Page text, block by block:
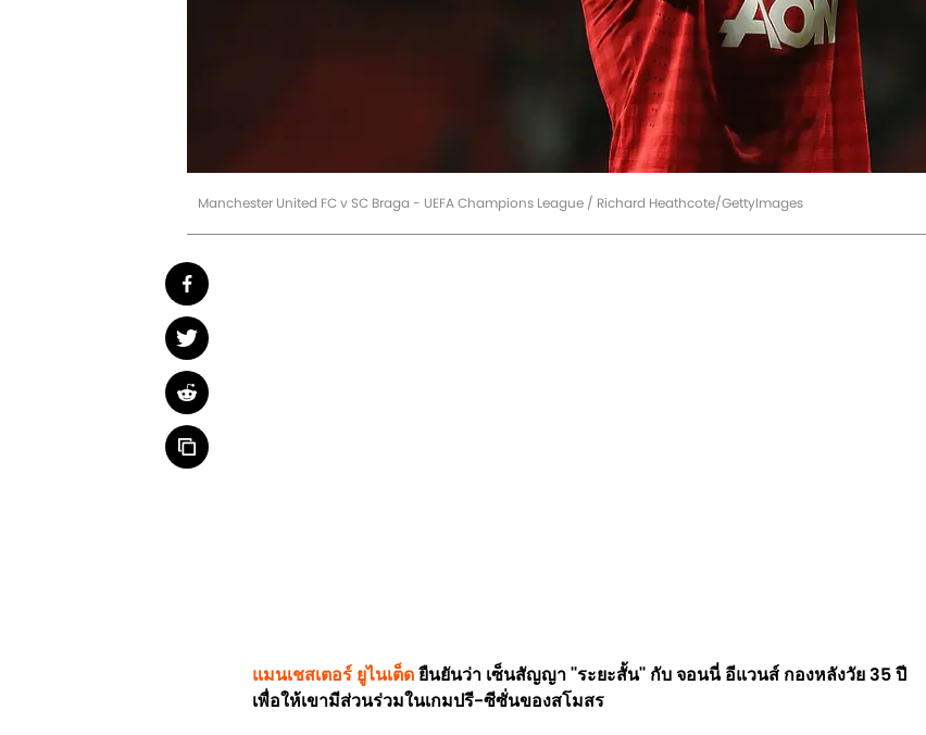
Manchester United FC v SC Braga - UEFA Champions League / Richard Heathcote/GettyImages
แมนเชสเตอร์ ยูไนเต็ดยืนยันว่า เซ็นสัญญา ''ระยะสั้น'' กับ จอนนี่ อีแวนส์ กองหลังวัย 35 ปี
เพื่อให้เขามีส่วนร่วมในเกมปรี-ซีซั่นของสโมสร